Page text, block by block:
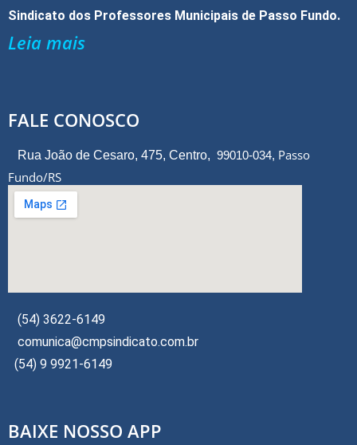
Sindicato dos Professores Municipais de Passo Fundo.
Leia mais
FALE CONOSCO
Rua João de Cesaro, 475, Centro, 99010-034, Passo
Fundo/RS
(54) 3622-6149
comunica@cmpsindicato.com.br
(54) 9 9921-6149
BAIXE NOSSO APP